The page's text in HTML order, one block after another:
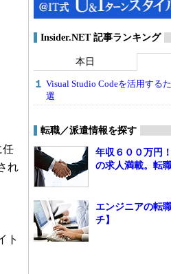
任
れ
ト
Insider.NET 記事ランキング
本日
Visual Studio Codeを活用する
選
転職／派遣情報を探す
年収６００万円
の求人満載。転
エンジニアの転
チ】